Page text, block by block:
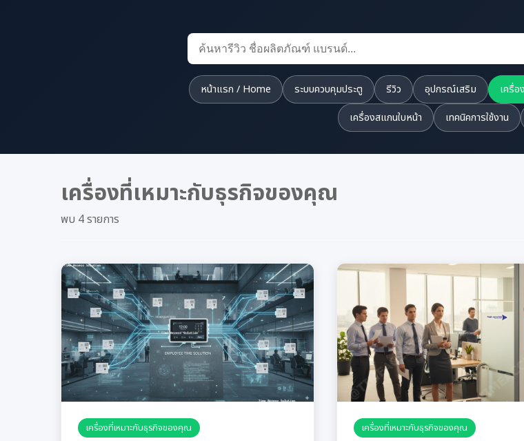
หน้าแรก / Home ระบบควบคุมประตู รีวิว อุปกรณ์เสริม เครื่
เครื่องสแกนใบหน้า
เทคนิคการใช้งาน
เครื่องที่เหมาะกับธุรกิจของคุณ
พบ 4 รายการ
เครื่องที่เหมาะกับธุรกิจของคุณ เครื่องที่เหมาะกับธุรกิจของคุณ